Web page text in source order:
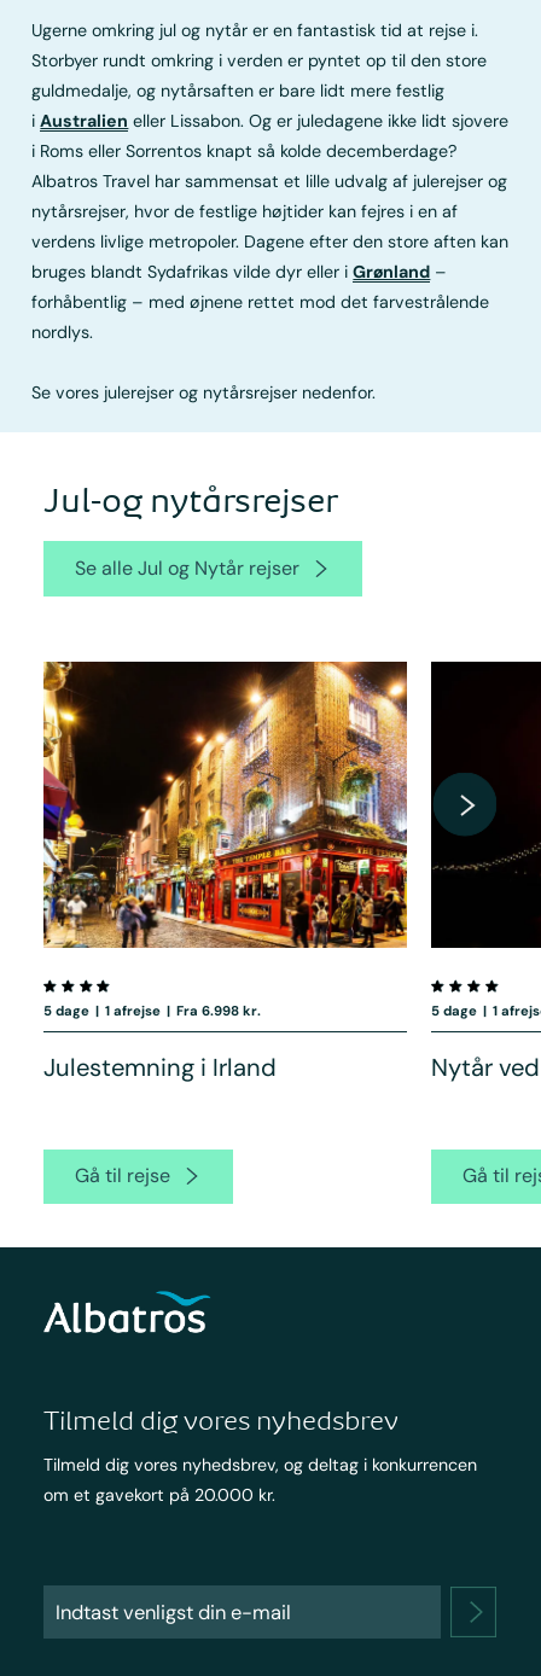
Ugerne omkring jul og nytår er en fantastisk tid at rejse i.
Storbyer rundt omkring i verden er pyntet op til den store
guldmedalje, og nytårsaften er bare lidt mere festlig
iAustralien eller Lissabon. Og er juledagene ikke lidt sjovere
i Roms eller Sorrentos knapt så kolde decemberdage?
Albatros Travel har sammensat et lille udvalg af julerejser og
nytårsrejser, hvor de festlige højtider kan fejres i en af
verdens livlige metropoler. Dagene efter den store aften kan
bruges blandt Sydafrikas vilde dyr eller iGrønland –
forhåbentlig – med øjnene rettet mod det farvestrålende
nordlys.
Se vores julerejser og nytårsrejser nedenfor.
Jul-og nytårsrejser
Se alle Jul og Nytår rejser
5 dage | 1 afrejse | Fra 6.998 kr.
Julestemning i Irland
Gå til rejse
5 dage | 1
Nytår
Gå til
Tilmeld dig vores nyhedsbrev
Tilmeld dig vores nyhedsbrev, og deltag i konkurrencen
om et gavekort på 20.000 kr.